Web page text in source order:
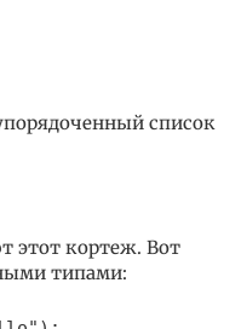
список
этот кортеж. Вот
типами: